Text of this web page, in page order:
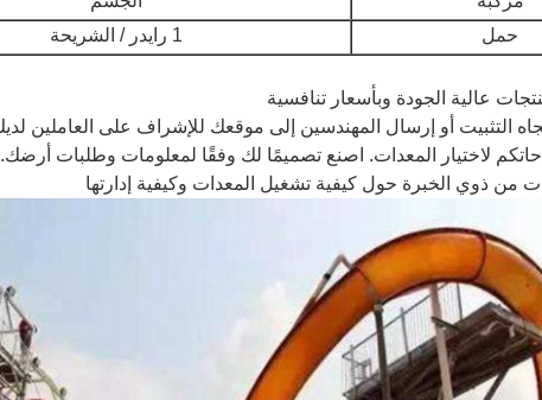
حمل
1 رايدر / الشريحة
اصنع تصميمًا لك وفقًا لمعلومات وطلبات أرضك.